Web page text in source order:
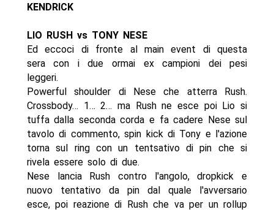
KENDRICK
LIO RUSH vs TONY NESE
Ed eccoci di fronte al main event di questa
sera con i due ormai ex campioni dei pesi
leggeri.
Powerful shoulder di Nese che atterra Rush.
Crossbody… 1… 2… ma Rush ne esce poi Lio si
tuffa dalla seconda corda e fa cadere Nese sul
tavolo di commento, spin kick di Tony e l'azione
torna sul ring con un tentsativo di pin che si
rivela essere solo di due.
Nese lancia Rush contro l'angolo, dropkick e
nuovo tentativo da pin dal quale l'avversario
esce, poi reazione di Rush che va per un rollup